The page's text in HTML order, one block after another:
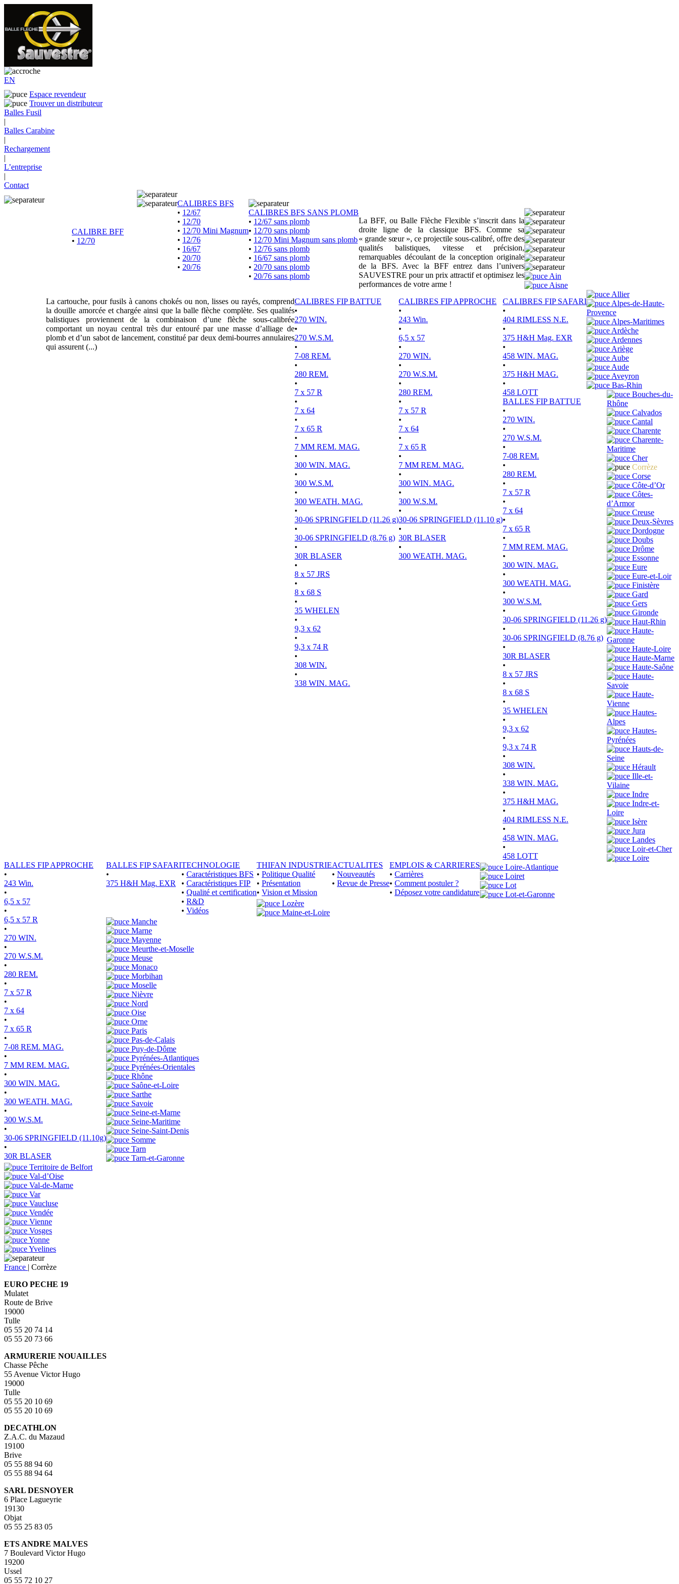
EN
Espace revendeur
Trouver un distributeur
Balles Fusil
|
Balles Carabine
|
Rechargement
|
L’entreprise
|
Contact
CALIBRE BFF
• 12/70
CALIBRES BFS
• 12/67
• 12/70
• 12/70 Mini Magnum
• 12/76
• 16/67
• 20/70
• 20/76
CALIBRES BFS SANS PLOMB
• 12/67 sans plomb
• 12/70 sans plomb
• 12/70 Mini Magnum sans plomb
• 12/76 sans plomb
• 16/67 sans plomb
• 20/70 sans plomb
• 20/76 sans plomb
La BFF, ou Balle Flèche Flexible s’inscrit dans la
droite ligne de la classique BFS. Comme sa
« grande sœur », ce projectile sous-calibré, offre des
qualités balistiques, vitesse et précision,
remarquables découlant de la conception originale
de la BFS. Avec la BFF entrez dans l’univers
SAUVESTRE pour un prix attractif et optimisez les
performances de votre arme !
La cartouche, pour fusils à canons chokés ou non, lisses ou rayés, comprend
la douille amorcée et chargée ainsi que la balle flèche complète. Ses qualités
balistiques proviennent de la combinaison d’une flèche sous-calibrée
comportant un noyau central très dur entouré par une masse d’alliage de
plomb et d’un sabot de lancement, constitué par deux demi-bourres annulaires
qui assurent (...)
CALIBRES FIP BATTUE
•
270 WIN.
•
270 W.S.M.
•
7-08 REM.
•
280 REM.
•
7 x 57 R
•
7 x 64
•
7 x 65 R
•
7 MM REM. MAG.
•
300 WIN. MAG.
•
300 W.S.M.
•
300 WEATH. MAG.
•
30-06 SPRINGFIELD (11.26 g)
•
30-06 SPRINGFIELD (8.76 g)
•
30R BLASER
•
8 x 57 JRS
•
8 x 68 S
•
35 WHELEN
•
9,3 x 62
•
9,3 x 74 R
•
308 WIN.
•
338 WIN. MAG.
CALIBRES FIP APPROCHE
•
243 Win.
•
6,5 x 57
•
270 WIN.
•
270 W.S.M.
•
280 REM.
•
7 x 57 R
•
7 x 64
•
7 x 65 R
•
7 MM REM. MAG.
•
300 WIN. MAG.
•
300 W.S.M.
•
30-06 SPRINGFIELD (11.10 g)
•
30R BLASER
•
300 WEATH. MAG.
CALIBRES FIP SAFARI
•
404 RIMLESS N.E.
•
375 H&H Mag. EXR
•
458 WIN. MAG.
•
375 H&H MAG.
•
458 LOTT
BALLES FIP BATTUE
•
270 WIN.
•
270 W.S.M.
•
7-08 REM.
•
280 REM.
•
7 x 57 R
•
7 x 64
•
7 x 65 R
•
7 MM REM. MAG.
•
300 WIN. MAG.
•
300 WEATH. MAG.
•
300 W.S.M.
•
30-06 SPRINGFIELD (11.26 g)
•
30-06 SPRINGFIELD (8.76 g)
•
30R BLASER
•
8 x 57 JRS
•
8 x 68 S
•
35 WHELEN
•
9,3 x 62
•
9,3 x 74 R
•
308 WIN.
•
338 WIN. MAG.
•
375 H&H MAG.
•
404 RIMLESS N.E.
•
458 WIN. MAG.
•
458 LOTT
BALLES FIP APPROCHE
•
243 Win.
•
6,5 x 57
•
6,5 x 57 R
•
270 WIN.
•
270 W.S.M.
•
280 REM.
•
7 x 57 R
•
7 x 64
•
7 x 65 R
•
7-08 REM. MAG.
•
7 MM REM. MAG.
•
300 WIN. MAG.
•
300 WEATH. MAG.
•
300 W.S.M.
•
30-06 SPRINGFIELD (11.10g)
•
30R BLASER
BALLES FIP SAFARI
•
375 H&H Mag. EXR
TECHNOLOGIE
• Caractéristiques BFS
• Caractéristiques FIP
• Qualité et certification
• R&D
• Vidéos
THIFAN INDUSTRIE
• Politique Qualité
• Présentation
• Vision et Mission
ACTUALITES
• Nouveautés
• Revue de Presse
EMPLOIS & CARRIERES
• Carrières
• Comment postuler ?
• Déposez votre candidature
Ain
Aisne
Allier
Alpes-de-Haute-
Provence
Alpes-Maritimes
Ardèche
Ardennes
Ariège
Aube
Aude
Aveyron
Bas-Rhin
Bouches-du-
Rhône
Calvados
Cantal
Charente
Charente-
Maritime
Cher
Corrèze
Corse
Côte-d’Or
Côtes-
d’Armor
Creuse
Deux-Sèvres
Dordogne
Doubs
Drôme
Essonne
Eure
Eure-et-Loir
Finistère
Gard
Gers
Gironde
Haut-Rhin
Haute-
Garonne
Haute-Loire
Haute-Marne
Haute-Saône
Haute-
Savoie
Haute-
Vienne
Hautes-
Alpes
Hautes-
Pyrénées
Hauts-de-
Seine
Hérault
Ille-et-
Vilaine
Indre
Indre-et-
Loire
Isère
Jura
Landes
Loir-et-Cher
Loire
Loire-Atlantique
Loiret
Lot
Lot-et-Garonne
Lozère
Maine-et-Loire
Manche
Marne
Mayenne
Meurthe-et-Moselle
Meuse
Monaco
Morbihan
Moselle
Nièvre
Nord
Oise
Orne
Paris
Pas-de-Calais
Puy-de-Dôme
Pyrénées-Atlantiques
Pyrénées-Orientales
Rhône
Saône-et-Loire
Sarthe
Savoie
Seine-et-Marne
Seine-Maritime
Seine-Saint-Denis
Somme
Tarn
Tarn-et-Garonne
Territoire de Belfort
Val-d’Oise
Val-de-Marne
Var
Vaucluse
Vendée
Vienne
Vosges
Yonne
Yvelines
France | Corrèze
EURO PECHE 19
Mulatet
Route de Brive
19000
Tulle
05 55 20 74 14
05 55 20 73 66
ARMURERIE NOUAILLES
Chasse Pêche
55 Avenue Victor Hugo
19000
Tulle
05 55 20 10 69
05 55 20 10 69
DECATHLON
Z.A.C. du Mazaud
19100
Brive
05 55 88 94 60
05 55 88 94 64
SARL DESNOYER
6 Place Lagueyrie
19130
Objat
05 55 25 83 05
ETS ANDRE MALVES
7 Boulevard Victor Hugo
19200
Ussel
05 55 72 10 27